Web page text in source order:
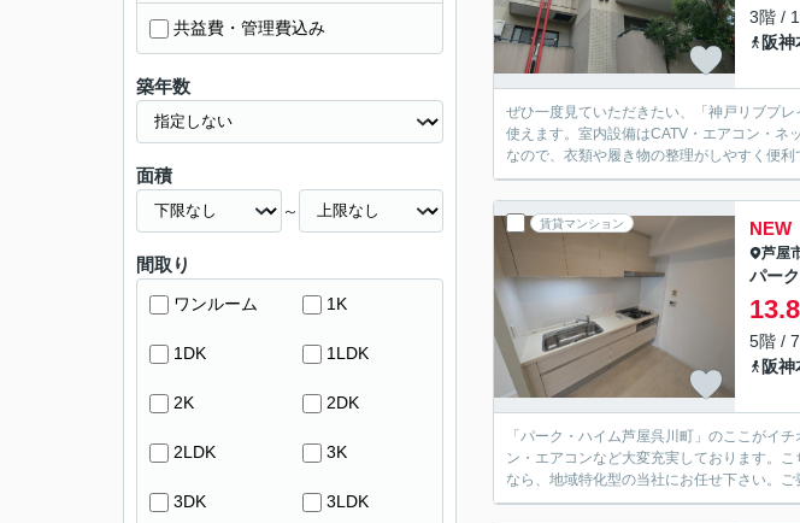
3階 /
阪神
ぜひ一度見ていただきたい、「神戸リブプ
使えます。室内設備はCATV・エアコン・ネ
なので、衣類や履き物の整理がしやすく便
賃貸マンション NEW
芦屋
パー
13.8
5階 /
阪神
「パーク・ハイム芦屋呉川町」のここがイ
ン・エアコンなど大変充実しております。
なら、地域特化型の当社にお任せ下さい。
共益費・管理費込み
築年数
面積
～
間取り
ワンルーム 1K
1DK 1LDK
2K 2DK
2LDK 3K
3DK 3LDK